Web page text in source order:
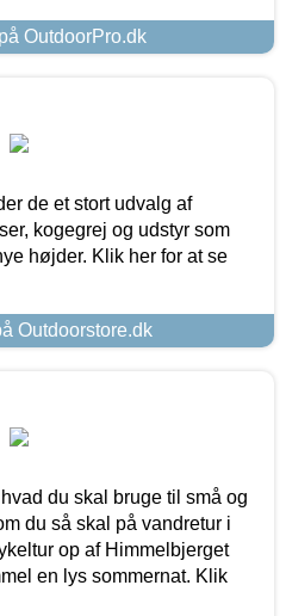
OutdoorPro.dk
de et stort udvalg af
kogegrej og udstyr som
højder. Klik her for at se
Outdoorstore.dk
du skal bruge til små og
du så skal på vandretur i
op af Himmelbjerget
en lys sommernat. Klik